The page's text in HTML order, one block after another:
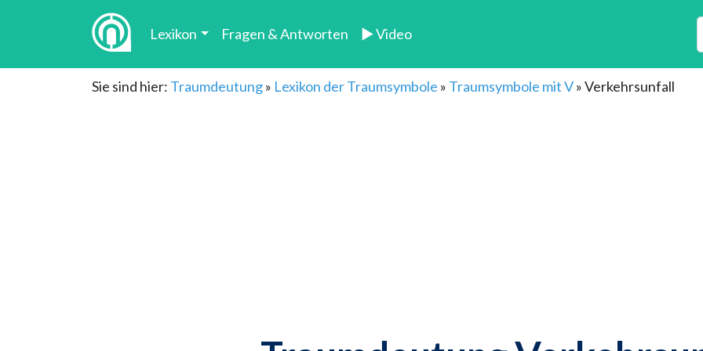
Lexikon Fragen & Antworten ► Video
Sie sind hier: Traumdeutung» Lexikon der Traumsymbole » Traumsymbole mit V»Verkehrsunfall